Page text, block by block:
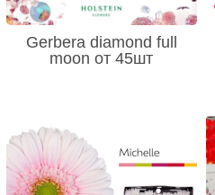
Gerbera diamond full
moon от 45шт